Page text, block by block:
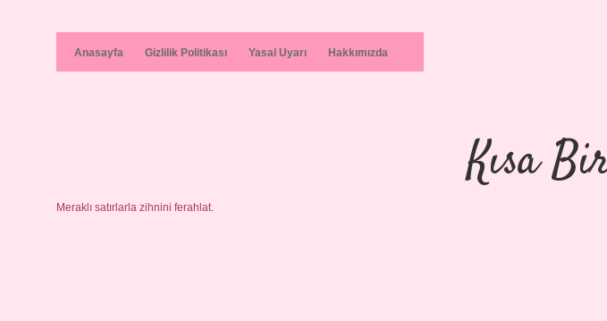
Anasayfa Gizlilik Politikası Yasal Uyarı Hakkımızda
Kısa
Meraklı satırlarla zihnini ferahlat.